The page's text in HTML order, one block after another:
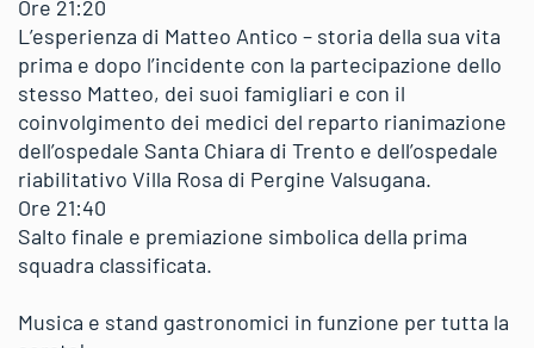
Ore 21:20
L’esperienza di Matteo Antico – storia della sua vita
prima e dopo l’incidente con la partecipazione dello
stesso Matteo, dei suoi famigliari e con il
coinvolgimento dei medici del reparto rianimazione
dell’ospedale Santa Chiara di Trento e dell’ospedale
riabilitativo Villa Rosa di Pergine Valsugana.
Ore 21:40
Salto finale e premiazione simbolica della prima
squadra classificata.
Musica e stand gastronomici in funzione per tutta la